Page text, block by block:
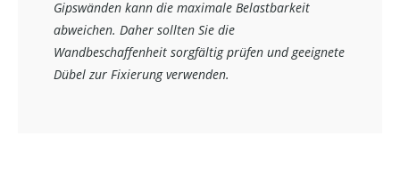
Gipswänden kann die maximale Belastbarkeit
abweichen. Daher sollten Sie die
Wandbeschaffenheit sorgfältig prüfen und geeignete
Dübel zur Fixierung verwenden.